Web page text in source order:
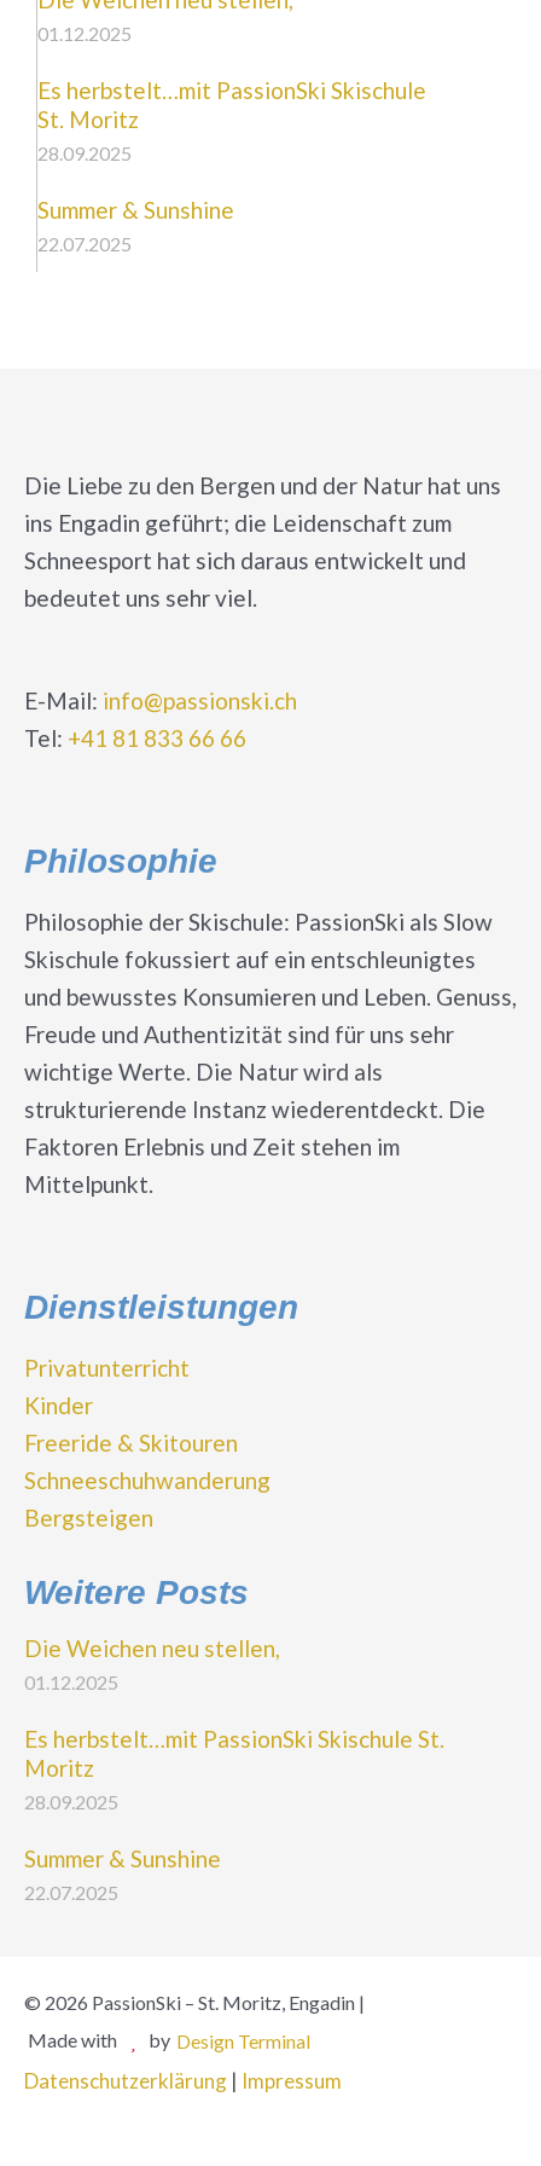
01.12.2025
Es herbstelt…mit PassionSki Skischule
St. Moritz
28.09.2025
Summer & Sunshine
22.07.2025
Die Liebe zu den Bergen und der Natur hat uns
ins Engadin geführt; die Leidenschaft zum
Schneesport hat sich daraus entwickelt und
bedeutet uns sehr viel.
E-Mail: info@passionski.ch
Tel: +41 81 833 66 66
Philosophie
Philosophie der Skischule: PassionSki als Slow
Skischule fokussiert auf ein entschleunigtes
und bewusstes Konsumieren und Leben. Genuss,
Freude und Authentizität sind für uns sehr
wichtige Werte. Die Natur wird als
strukturierende Instanz wiederentdeckt. Die
Faktoren Erlebnis und Zeit stehen im
Mittelpunkt.
Dienstleistungen
Privatunterricht
Kinder
Freeride & Skitouren
Schneeschuhwanderung
Bergsteigen
Weitere Posts
Die Weichen neu stellen,
01.12.2025
Es herbstelt…mit PassionSki Skischule St.
Moritz
28.09.2025
Summer & Sunshine
22.07.2025
© 2026 PassionSki – St. Moritz, Engadin |
Made with
by Design Terminal
Datenschutzerklärung | Impressum